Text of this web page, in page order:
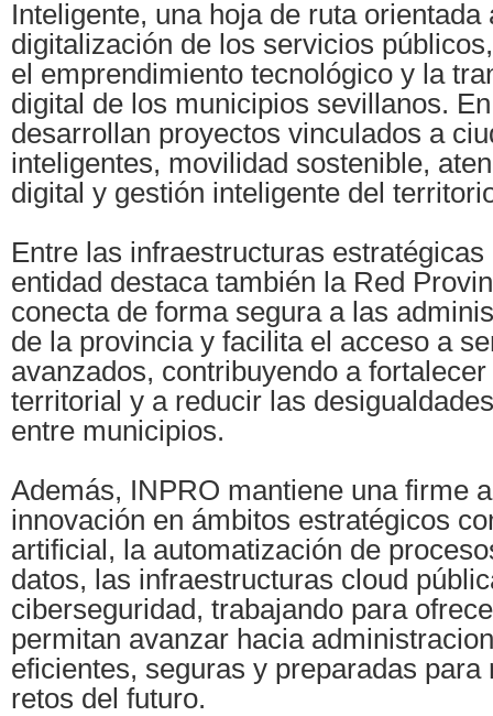
Inteligente, una hoja de ruta orientada
digitalización de los servicios
el emprendimiento tecnológico y la
digital de los municipios sevillanos.
desarrollan proyectos vinculados a
inteligentes, movilidad sostenible,
digital y gestión inteligente del
Entre las infraestructuras
entidad destaca también la Red
conecta de forma segura a las
de la provincia y facilita el acceso a
avanzados, contribuyendo a
territorial y a reducir las
entre municipios.
Además, INPRO mantiene una firme
innovación en ámbitos estratégicos
artificial, la automatización de
datos, las infraestructuras cloud
ciberseguridad, trabajando para
permitan avanzar hacia
eficientes, seguras y preparadas para
retos del futuro.